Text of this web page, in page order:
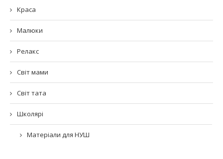
Краса
Малюки
Релакс
Світ мами
Світ тата
Школярі
Матеріали для НУШ